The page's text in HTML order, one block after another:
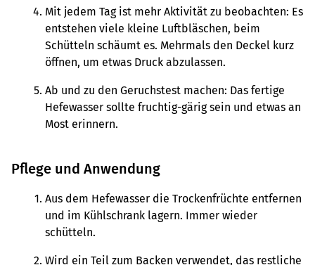
Mit jedem Tag ist mehr Aktivität zu beobachten: Es
entstehen viele kleine Luftbläschen, beim
Schütteln schäumt es. Mehrmals den Deckel kurz
öffnen, um etwas Druck abzulassen.
Ab und zu den Geruchstest machen: Das fertige
Hefewasser sollte fruchtig-gärig sein und etwas an
Most erinnern.
Pflege und Anwendung
Aus dem Hefewasser die Trockenfrüchte entfernen
und im Kühlschrank lagern. Immer wieder
schütteln.
Wird ein Teil zum Backen verwendet, das restliche